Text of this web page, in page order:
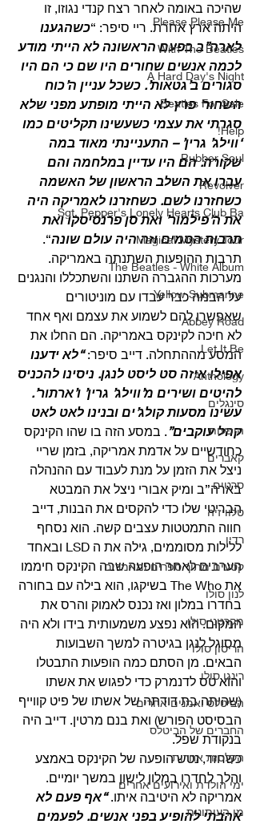
Please Please Me
With The Beatles
A Hard Day's Night
Beatles For Sale
Help!
Rubber Soul
Revolver
Sgt. Pepper's Lonely Hearts Club Ba
Magical Mystery Tour
The Beatles - White Album
Yellow Submarine
Abbey Road
Let It Be
Anthology
סינגלים
הופעות
קאברים
סרטים
טלוויזיה
רדיו
קטעים מתוך ספרים ומאמרים
לנון סולו
מקרטני סולו
הריסון סולו
רינגו סולו
הביטלס ואמנים אחרים
החברים של הביטלס
הקלטות אחרות
ימי הולדת ואירועים אחרים
מן העיתונות
שהיכה באומה לאחר רצח קנדי נגוזו, זו
היתה ארץ אחרת. ריי סיפר: “כשהגענו
לארה”ב בפעם הראשונה לא הייתי מודע
לכמה אנשים שחורים היו שם כי הם היו
סגורים ב’גטאות’. כשכל עניין ה’כוח
השחור’ פרץ לא הייתי מופתע מפני שלא
סגרתי את עצמי כשעשינו תקליטים כמו
‘ווילג’ גרין’ – התעניינתי מאוד במה
שקורה. הם היו עדיין במלחמה והם
עברו את השלב הראשון של האשמה
כשחזרנו לשם. כשחזרנו לאמריקה היה
את ה’פילמור’ ואת סן פרנסיסקו ואת
תרבות הסמים וזה היה עולם שונה“.
תרבות ההופעות השתנתה באמריקה.
מערכות ההגברה השתנו והשתכללו והנגנים
על הבמה כבר עבדו עם מוניטורים
שאפשרו להם לשמוע את עצמם ואף אחד
לא חיכה לקינקס באמריקה. הם החלו את
המסע מההתחלה. דייב סיפר: “לא ידענו
אפילו איזה סט ליסט לנגן. ניסינו להכניס
להיטים ושירים מ’ווילג’ גרין’ ו’ארתור’.
עשינו מסעות קולג’ים ובנינו לאט לאט
קהל עוקבים”. במסע הזה בו שהו הקינקס
כחודשיים על אדמת אמריקה, בזמן שריי
ניצל את הזמן על מנת לעבוד עם ההנהלה
בארה”ב ומיק אבורי ניצל את המבטא
הבריטי שלו כדי להקסים את הבנות, דייב
חווה התמטטות עצבים קשה. הוא נסחף
ללילות מסוממים, גילה את ה LSD ובאחד
הערבים לאחר הופעה שבה הקינקס חיממו
את The Who בשיקגו, הוא בילה עם בחורה
בחדרו במלון ואז נכנס לאמוק והרס את
המקום. הוא נפצע משמעותית בידו ולא היה
מסוגל לנגן בגיטרה למשך השבועות
הבאים. מן הסתם כמה הופעות התבטלו
והוא טס לדנמרק כדי לפגוש את אשתו
(שהיתה בת דודתה של אשתו של פיט קווייף
הבסיסט הפורש) ואת בנם מרטין. דייב היה
בנקודת שפל.
כשחזר, נטש הופעה של הקינקס באמצע
והלך לחדרו במלון לישון במשך יומיים.
אמריקה לא היטיבה איתו. “אף פעם לא
אהבתי להופיע בפני אנשים. לפעמים